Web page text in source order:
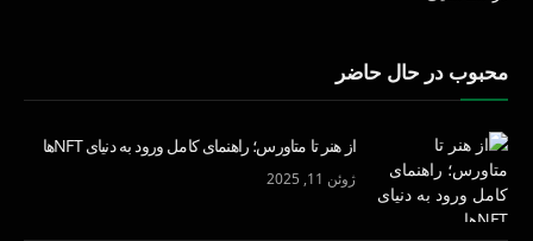
محبوب در حال حاضر
از هنر تا متاورس؛ راهنمای کامل ورود به دنیای NFTها
ژوئن 11, 2025